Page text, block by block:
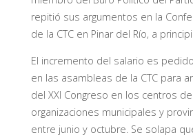
repitió sus argumentos en la
de la CTC en Pinar del Río, a
El incremento del salario es
en las asambleas de la CTC para
del XXI Congreso en los centros
organizaciones municipales y
entre junio y octubre. Se solapa